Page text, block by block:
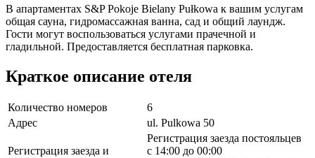
В апартаментах S&P Pokoje Bielany Pułkowa к вашим услугам
общая сауна, гидромассажная ванна, сад и общий лаундж.
Гости могут воспользоваться услугами прачечной и
гладильной. Предоставляется бесплатная парковка.
Краткое описание отеля
Количество номеров
6
Адрес
ul. Pulkowa 50
Регистрация заезда и
Регистрация заезда постояльцев
с 14:00 до 00:00